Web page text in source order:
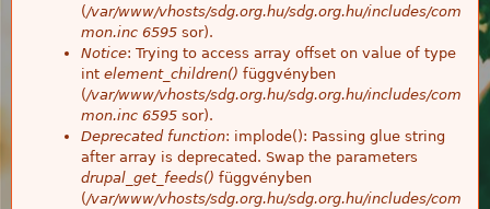
(/var/www/vhosts/sdg.org.hu/sdg.org.hu/includes/com
mon.inc 6595 sor).
Notice: Trying to access array offset on value of type
int element_children() függvényben
(/var/www/vhosts/sdg.org.hu/sdg.org.hu/includes/com
mon.inc 6595 sor).
Deprecated function: implode(): Passing glue string
after array is deprecated. Swap the parameters
drupal_get_feeds() függvényben
(/var/www/vhosts/sdg.org.hu/sdg.org.hu/includes/com